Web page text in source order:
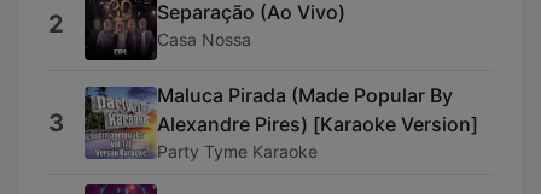
2 Separação (Ao Vivo)
Casa Nossa
3
Maluca Pirada (Made Popular By
Alexandre Pires) [Karaoke Version]
Party Tyme Karaoke